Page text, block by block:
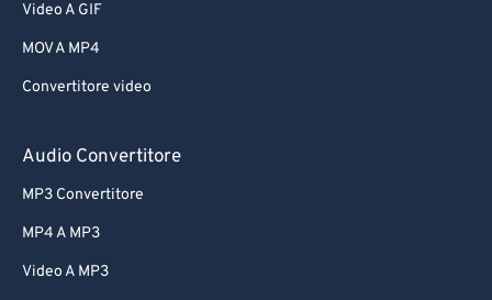
Video A GIF
MOV A MP4
Convertitore video
Audio Convertitore
MP3 Convertitore
MP4 A MP3
Video A MP3